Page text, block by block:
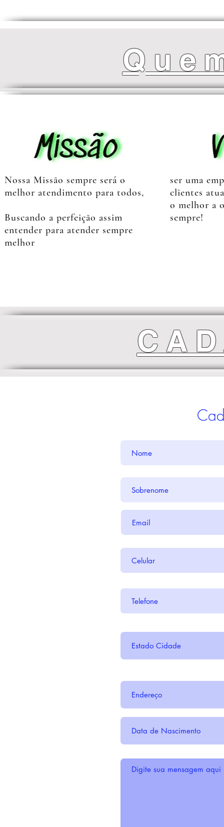
Nossa Missão sempre será o
melhor atendimento para todos,
Buscando a perfeição assim
entender para atender sempre
melhor
ser uma
clientes
o melhor a
sempre!